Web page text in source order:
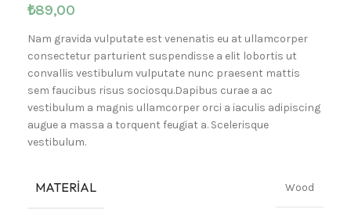
₺89,00
Nam gravida vulputate est venenatis eu at ullamcorper
consectetur parturient suspendisse a elit lobortis ut
convallis vestibulum vulputate nunc praesent mattis
sem faucibus risus sociosqu.Dapibus curae a ac
vestibulum a magnis ullamcorper orci a iaculis adipiscing
augue a massa a torquent feugiat a. Scelerisque
vestibulum.
MATERIAL Wood